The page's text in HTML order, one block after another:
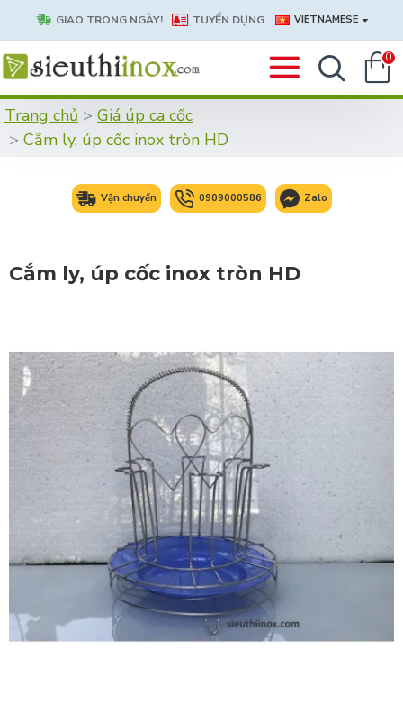
GIAO TRONG NGÀY! TUYỂN DỤNG VIETNAMESE
0
Trang chủ
Giá úp ca cốc
Cắm ly, úp cốc inox tròn HD
Vận chuyển 0909000586 Zalo
Cắm ly, úp cốc inox tròn HD